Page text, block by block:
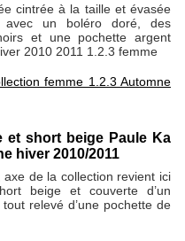
cintrée à la taille et évasée
un boléro doré, des
et une pochette argent
2010 2011 1.2.3 femme
femme 1.2.3 Automne
et short beige Paule Ka
hiver 2010/2011
axe de la collection revient ici
beige et couverte d’un
relevé d’une pochette de